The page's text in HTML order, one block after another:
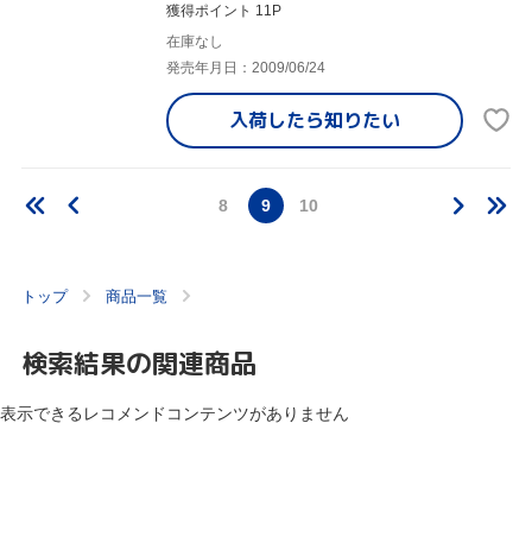
獲得ポイント 11P
在庫なし
発売年月日：2009/06/24
入荷したら知りたい
8 9 10
トップ 商品一覧
検索結果の関連商品
表示できるレコメンドコンテンツがありません